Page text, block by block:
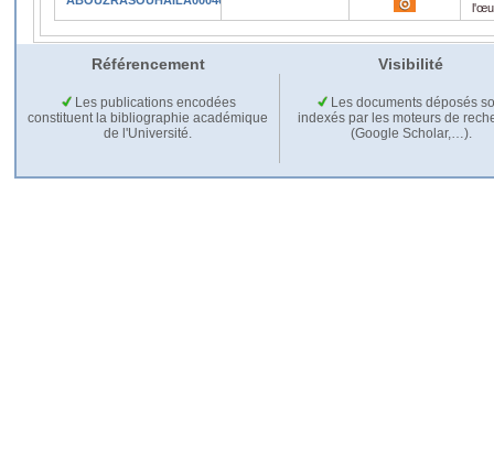
Référencement Visibilité
Les publications encodées
constituent la bibliographie académique
de l'Université.
Les documents déposés
indexés par les moteurs de
(Google Scholar,…).